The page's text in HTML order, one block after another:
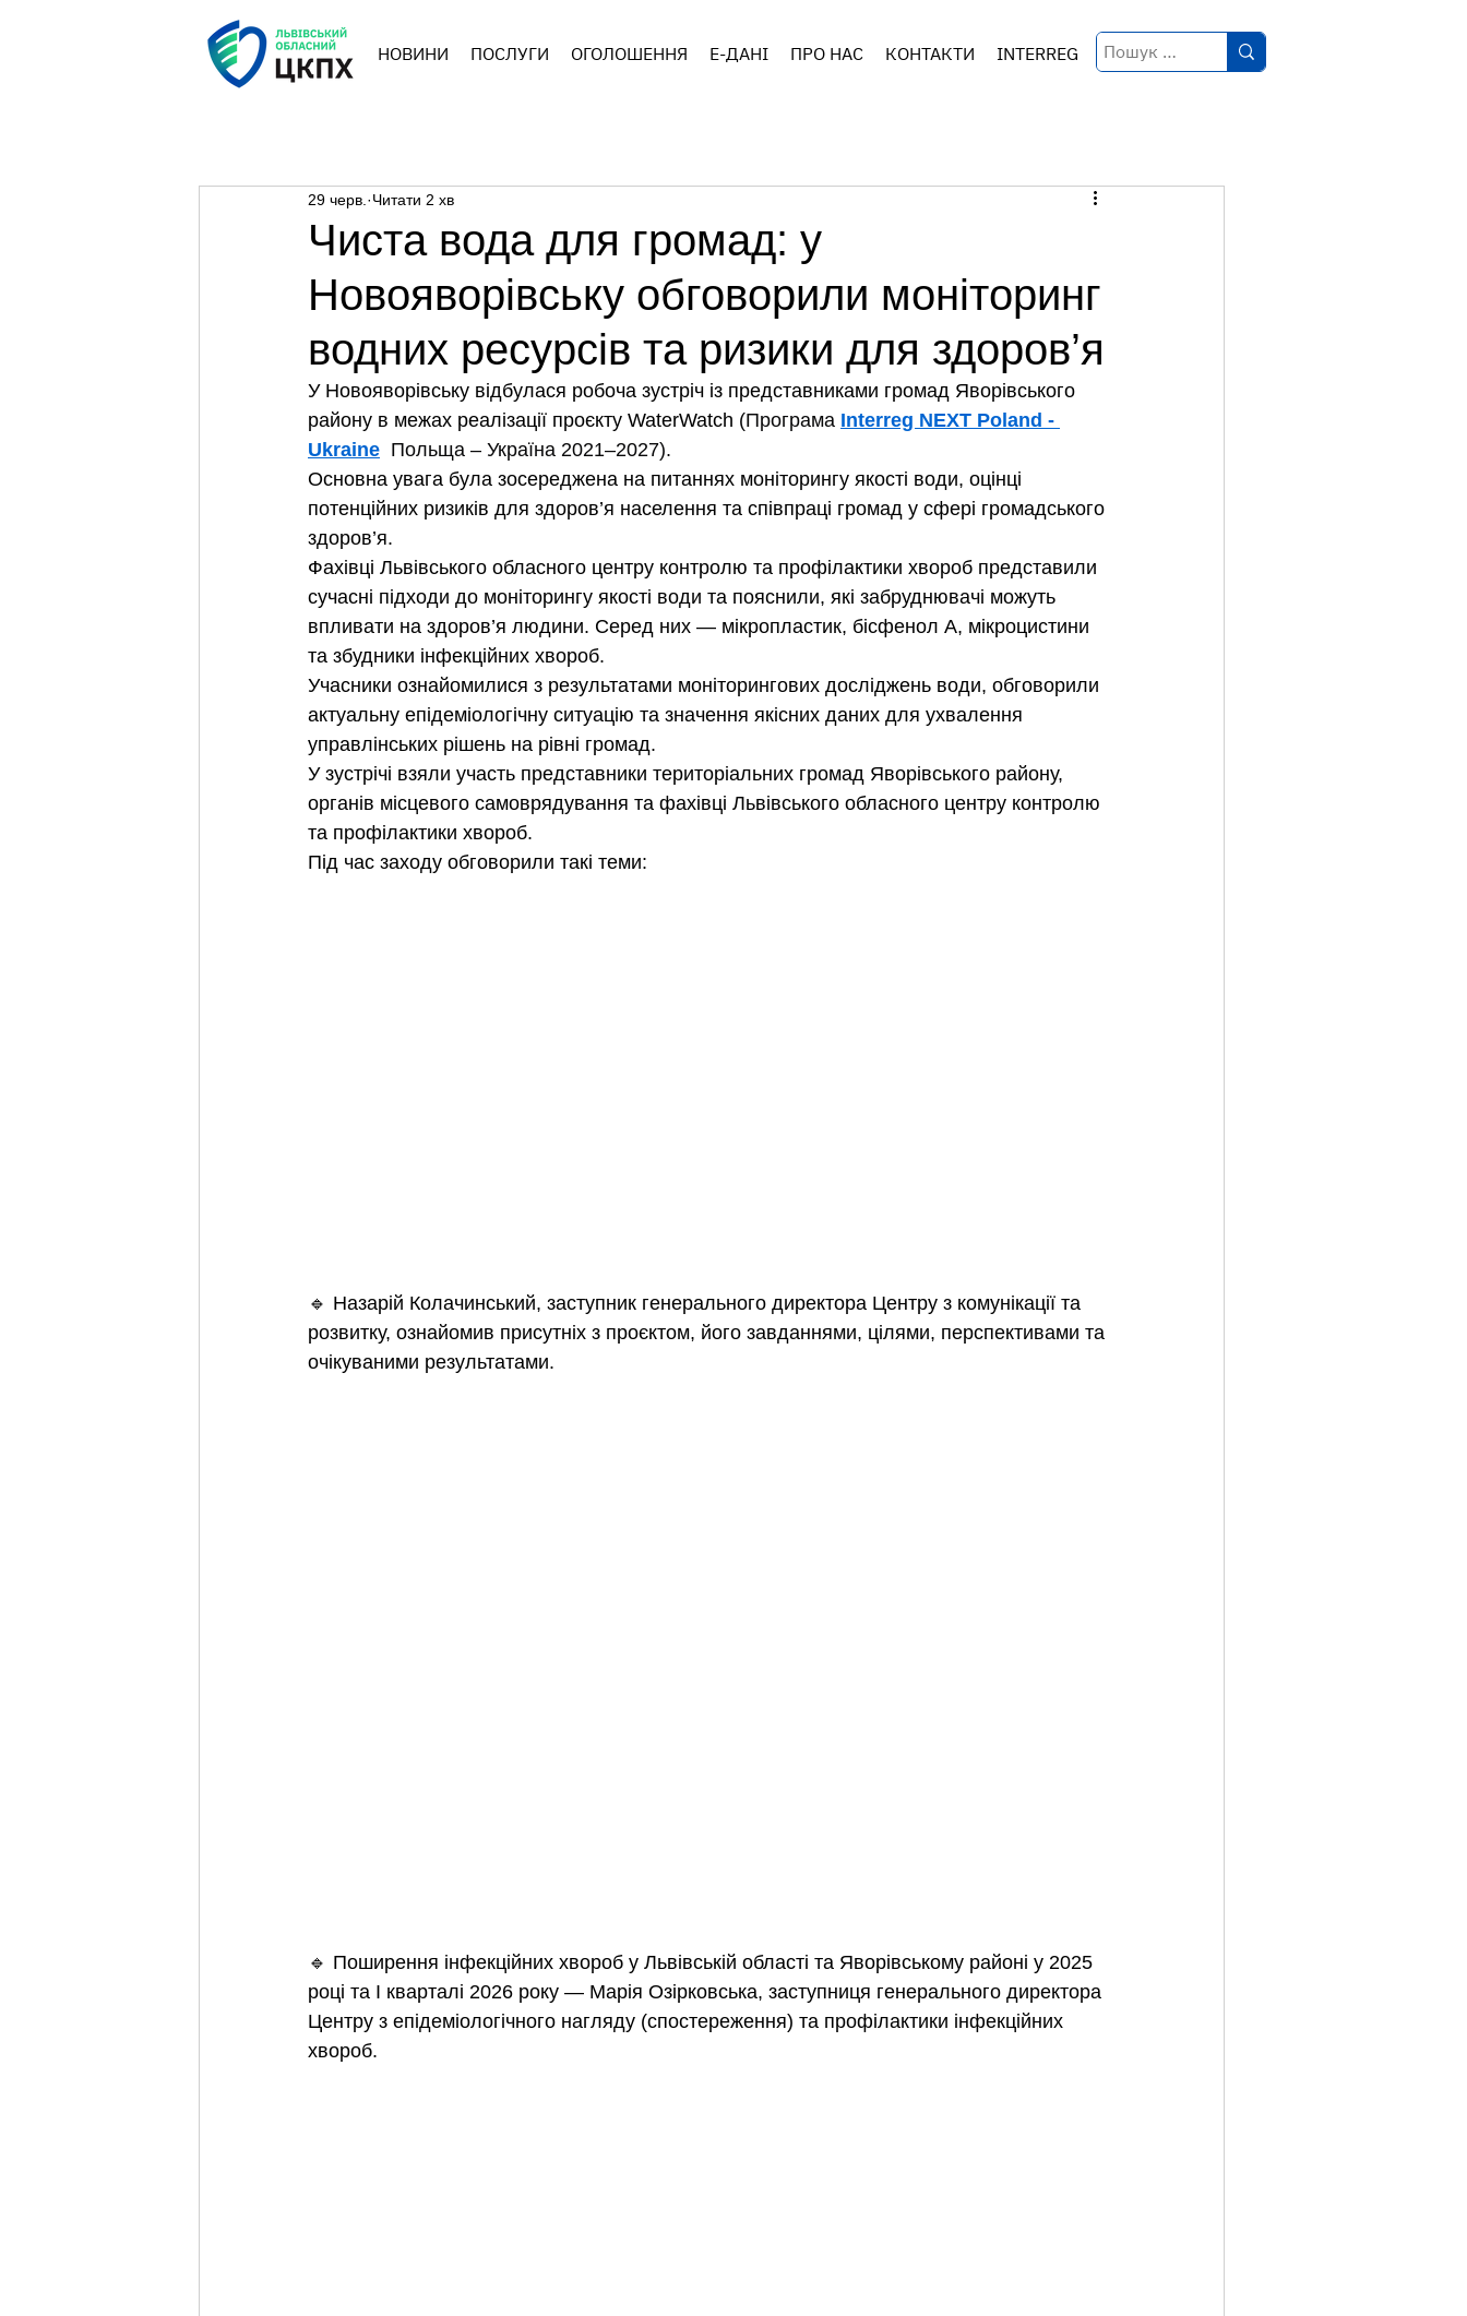
НОВИНИ ПОСЛУГИ ОГОЛОШЕННЯ E-ДАНІ ПРО НАС КОНТАКТИ INTERREG
Чиста вода для громад: у
Новояворівську обговорили моніторинг
водних ресурсів та ризики для здоров’я
29 черв. Читати 2 хв
У Новояворівську відбулася робоча зустріч із представниками громад Яворівського
району в межах реалізації проєкту WaterWatch (Програма Interreg NEXT Poland -
Ukraine Польща – Україна 2021–2027).
Основна увага була зосереджена на питаннях моніторингу якості води, оцінці
потенційних ризиків для здоров’я населення та співпраці громад у сфері громадського
здоров’я.
Фахівці Львівського обласного центру контролю та профілактики хвороб представили
сучасні підходи до моніторингу якості води та пояснили, які забруднювачі можуть
впливати на здоров’я людини. Серед них — мікропластик, бісфенол А, мікроцистини
та збудники інфекційних хвороб.
Учасники ознайомилися з результатами моніторингових досліджень води, обговорили
актуальну епідеміологічну ситуацію та значення якісних даних для ухвалення
управлінських рішень на рівні громад.
У зустрічі взяли участь представники територіальних громад Яворівського району,
органів місцевого самоврядування та фахівці Львівського обласного центру контролю
та профілактики хвороб.
Під час заходу обговорили такі теми:
🔹 Назарій Колачинський, заступник генерального директора Центру з комунікації та
розвитку, ознайомив присутніх з проєктом, його завданнями, цілями, перспективами та
очікуваними результатами.
🔹 Поширення інфекційних хвороб у Львівській області та Яворівському районі у 2025
році та I кварталі 2026 року — Марія Озірковська, заступниця генерального директора
Центру з епідеміологічного нагляду (спостереження) та профілактики інфекційних
хвороб.